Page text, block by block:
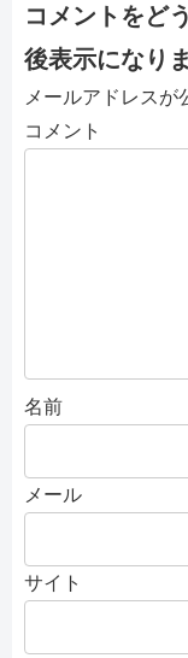
コメントをど
後表示になりま
メールアドレスが
コメント
名前
メール
サイト